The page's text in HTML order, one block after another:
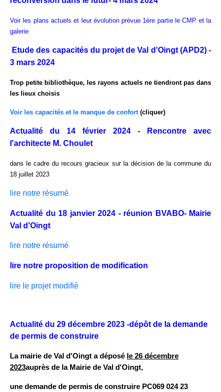
Voir les plans actuels et leur évolution prévue 1ère partie le CMP et la
galerie
Etude des capacités du projet de Val d'Oingt (APD2) -
3 mars 2024
Trop petite bibliothèque, les rayons actuels ne tiendront pas dans
les lieux choisis
Voir les capacités et le manque de confort (cliquer)
Actualité du 14 février 2024 - Rencontre avec
l'architecte M. Choulet
dans le cadre du recours gracieux sur la décision de la commune du
18 juillet 2023
lire notre résumé
Actualité du 18 janvier 2024 - réunion BVABO- Mairie
Val d'Oingt
lire notre résumé
lire notre proposition de modification
lire le projet modifié
Actualité du 29 décembre 2023 -dépôt de la demande
de permis de construire
La mairie de Val d'Oingt a déposé le 26 décembre
2023auprès de la Mairie de Val d'Oingt,
une demande de permis de construire PC069 024 23